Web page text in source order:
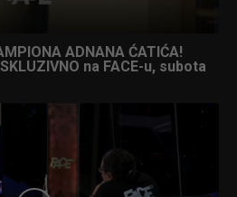
ADNANA ĆATIĆA!
na FACE-u, subota